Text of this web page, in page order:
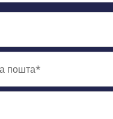
пошта*